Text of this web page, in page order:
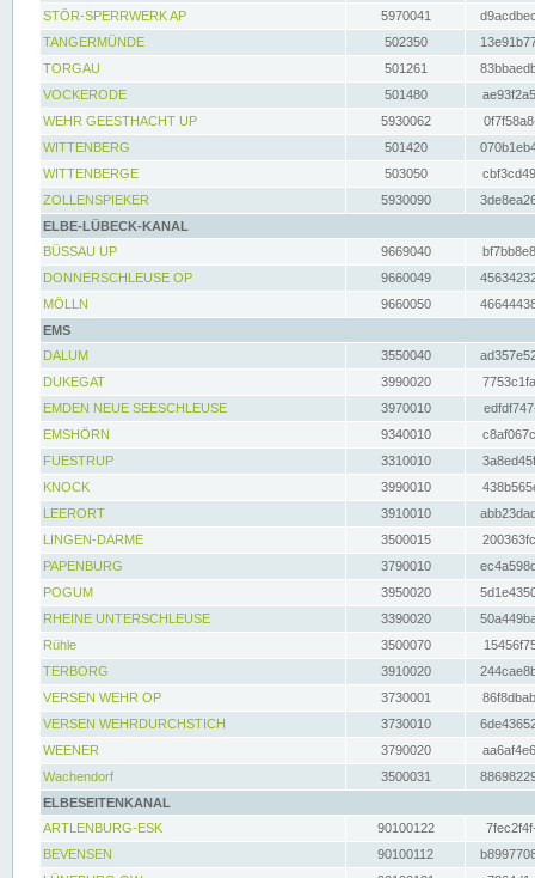
STÖR-SPERRWERK AP 5970041
TANGERMÜNDE
502350
TORGAU
501261
VOCKERODE
501480
WEHR GEESTHACHT UP
5930062
WITTENBERG
501420
WITTENBERGE
503050
ZOLLENSPIEKER
5930090
ELBE-LÜBECK-KANAL
BÜSSAU UP
9669040
DONNERSCHLEUSE OP
9660049
MÖLLN
9660050
EMS
DALUM
3550040
DUKEGAT
3990020
EMDEN NEUE SEESCHLEUSE
3970010
EMSHÖRN
9340010
FUESTRUP
3310010
KNOCK
3990010
LEERORT
3910010
LINGEN-DARME
3500015
PAPENBURG
3790010
POGUM
3950020
RHEINE UNTERSCHLEUSE
3390020
Rühle
3500070
TERBORG
3910020
VERSEN WEHR OP
3730001
VERSEN WEHRDURCHSTICH
3730010
WEENER
3790020
Wachendorf
3500031
ELBESEITENKANAL
ARTLENBURG-ESK
90100122
BEVENSEN
90100112